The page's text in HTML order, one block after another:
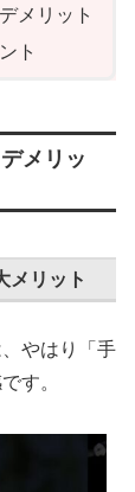
メリット
ト
メリッ
メリット
やはり「手
す。